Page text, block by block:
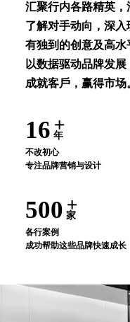
汇聚⾏内各路精英，
了解对⼿动向，深⼊
有独到的创意及⾼⽔
以数据驱动品牌发展
成就客⼾，赢得市场
16 年
不改初⼼
专注品牌营销与设计
500 家
各⾏案例
成功帮助这些品牌快速成⻓